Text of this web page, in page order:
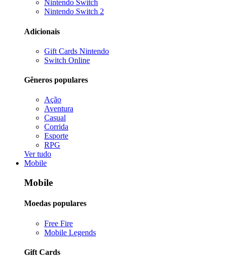
Nintendo Switch
Nintendo Switch 2
Adicionais
Gift Cards Nintendo
Switch Online
Gêneros populares
Ação
Aventura
Casual
Corrida
Esporte
RPG
Ver tudo
Mobile
Mobile
Moedas populares
Free Fire
Mobile Legends
Gift Cards